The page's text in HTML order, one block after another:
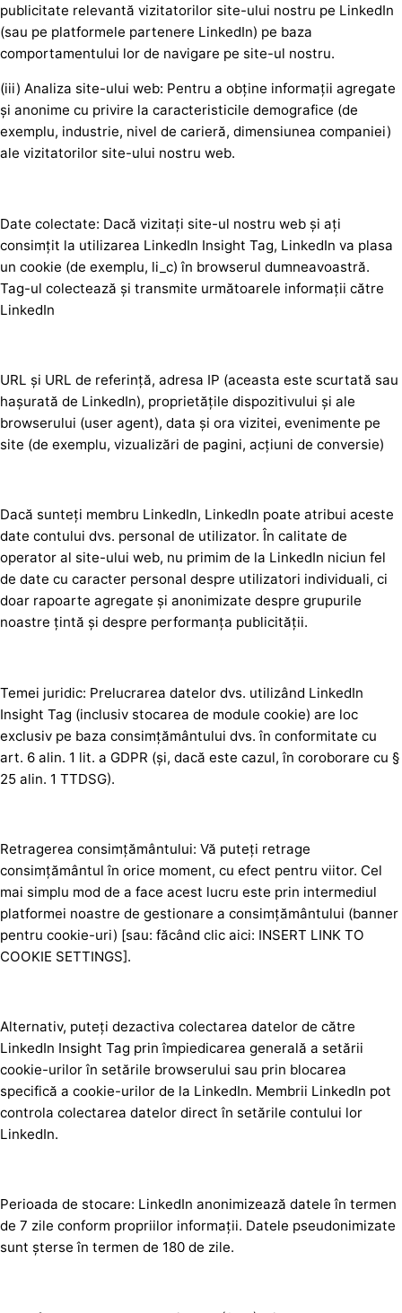
publicitate relevantă vizitatorilor site-ului nostru pe LinkedIn
(sau pe platformele partenere LinkedIn) pe baza
comportamentului lor de navigare pe site-ul nostru.
(iii) Analiza site-ului web: Pentru a obține informații agregate
și anonime cu privire la caracteristicile demografice (de
exemplu, industrie, nivel de carieră, dimensiunea companiei)
ale vizitatorilor site-ului nostru web.
Date colectate: Dacă vizitați site-ul nostru web și ați
consimțit la utilizarea LinkedIn Insight Tag, LinkedIn va plasa
un cookie (de exemplu, li_c) în browserul dumneavoastră.
Tag-ul colectează și transmite următoarele informații către
LinkedIn
URL și URL de referință, adresa IP (aceasta este scurtată sau
hașurată de LinkedIn), proprietățile dispozitivului și ale
browserului (user agent), data și ora vizitei, evenimente pe
site (de exemplu, vizualizări de pagini, acțiuni de conversie)
Dacă sunteți membru LinkedIn, LinkedIn poate atribui aceste
date contului dvs. personal de utilizator. În calitate de
operator al site-ului web, nu primim de la LinkedIn niciun fel
de date cu caracter personal despre utilizatori individuali, ci
doar rapoarte agregate și anonimizate despre grupurile
noastre țintă și despre performanța publicității.
Temei juridic: Prelucrarea datelor dvs. utilizând LinkedIn
Insight Tag (inclusiv stocarea de module cookie) are loc
exclusiv pe baza consimțământului dvs. în conformitate cu
art. 6 alin. 1 lit. a GDPR (și, dacă este cazul, în coroborare cu §
25 alin. 1 TTDSG).
Retragerea consimțământului: Vă puteți retrage
consimțământul în orice moment, cu efect pentru viitor. Cel
mai simplu mod de a face acest lucru este prin intermediul
platformei noastre de gestionare a consimțământului (banner
pentru cookie-uri) [sau: făcând clic aici: INSERT LINK TO
COOKIE SETTINGS].
Alternativ, puteți dezactiva colectarea datelor de către
LinkedIn Insight Tag prin împiedicarea generală a setării
cookie-urilor în setările browserului sau prin blocarea
specifică a cookie-urilor de la LinkedIn. Membrii LinkedIn pot
controla colectarea datelor direct în setările contului lor
LinkedIn.
Perioada de stocare: LinkedIn anonimizează datele în termen
de 7 zile conform propriilor informații. Datele pseudonimizate
sunt șterse în termen de 180 de zile.